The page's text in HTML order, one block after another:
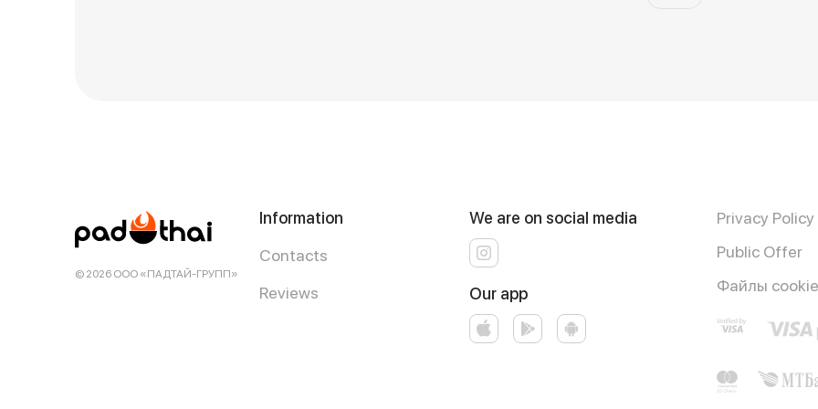
© 2026 ООО «ПАДТАЙ-ГРУПП»
Information
Contacts
Reviews
We are on social media
Our app
Privacy Policy
Public Offer
Файлы